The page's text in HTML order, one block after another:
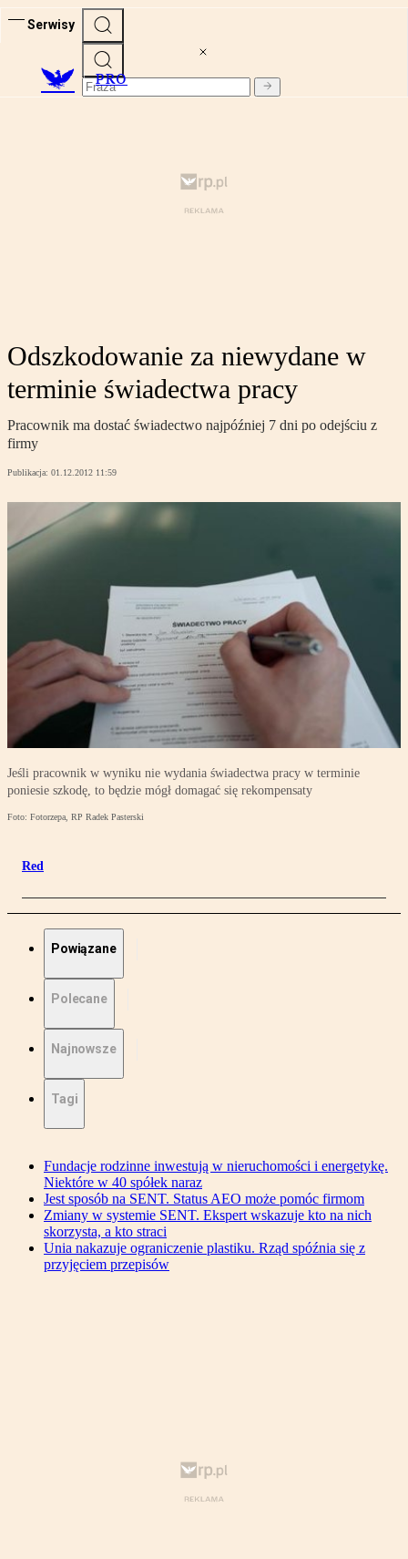
Serwisy
PRO
Odszkodowanie za niewydane w
terminie świadectwa pracy
Pracownik ma dostać świadectwo najpóźniej 7 dni po odejściu z
firmy
Publikacja: 01.12.2012 11:59
Jeśli pracownik w wyniku nie wydania świadectwa pracy w terminie
poniesie szkodę, to będzie mógł domagać się rekompensaty
Foto: Fotorzepa, RP Radek Pasterski
Red
Powiązane
Polecane
Najnowsze
Tagi
Fundacje rodzinne inwestują w nieruchomości i energetykę.
Niektóre w 40 spółek naraz
Jest sposób na SENT. Status AEO może pomóc firmom
Zmiany w systemie SENT. Ekspert wskazuje kto na nich
skorzysta, a kto straci
Unia nakazuje ograniczenie plastiku. Rząd spóźnia się z
przyjęciem przepisów